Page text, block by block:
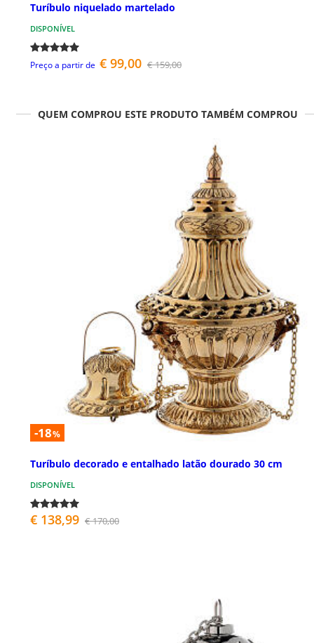
Turíbulo niquelado martelado
DISPONÍVEL
Preço a partir de € 99,00 € 159,00
QUEM COMPROU ESTE PRODUTO TAMBÉM COMPROU
-18%
Turíbulo decorado e entalhado latão dourado 30 cm
DISPONÍVEL
€ 138,99 € 170,00